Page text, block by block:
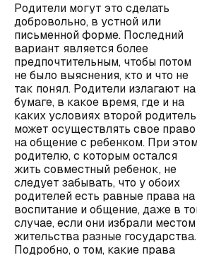
Родители могут это сделать
добровольно, в устной или
письменной форме. Последний
вариант является более
предпочтительным, чтобы потом
не было выяснения, кто и что не
так понял. Родители излагают на
бумаге, в какое время, где и на
каких условиях второй родитель
может осуществлять свое право
на общение с ребенком. При
родителю, с которым остался
жить совместный ребенок, не
следует забывать, что у обоих
родителей есть равные права на
воспитание и общение, даже в
случае, если они избрали местом
жительства разные государства.
Подробно, о том, какие права